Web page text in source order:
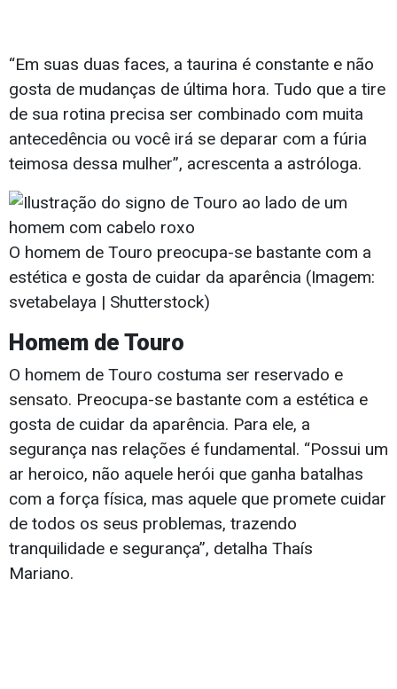
“Em suas duas faces, a taurina é constante e não
gosta de mudanças de última hora. Tudo que a tire
de sua rotina precisa ser combinado com muita
antecedência ou você irá se deparar com a fúria
teimosa dessa mulher”, acrescenta a astróloga.
O homem de Touro preocupa-se bastante com a
estética e gosta de cuidar da aparência (Imagem:
svetabelaya | Shutterstock)
Homem de Touro
O homem de Touro costuma ser reservado e
sensato. Preocupa-se bastante com a estética e
gosta de cuidar da aparência. Para ele, a
segurança nas relações é fundamental. “Possui um
ar heroico, não aquele herói que ganha batalhas
com a força física, mas aquele que promete cuidar
de todos os seus problemas, trazendo
tranquilidade e segurança”, detalha Thaís
Mariano.